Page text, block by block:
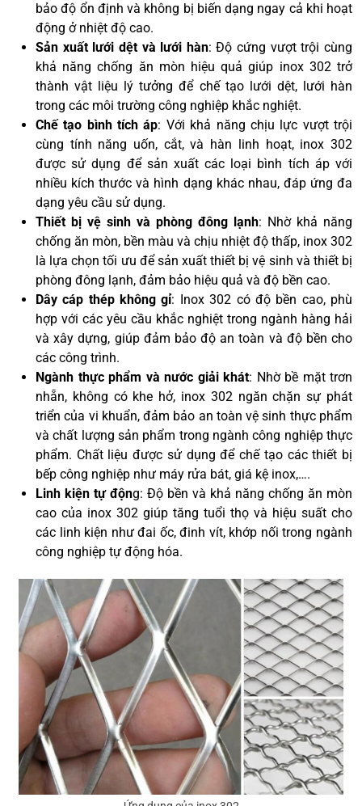
bảo độ ổn định và không bị biến dạng ngay cả khi hoạt
động ở nhiệt độ cao.
Sản xuất lưới dệt và lưới hàn: Độ cứng vượt trội cùng
khả năng chống ăn mòn hiệu quả giúp inox 302 trở
thành vật liệu lý tưởng để chế tạo lưới dệt, lưới hàn
trong các môi trường công nghiệp khắc nghiệt.
Chế tạo bình tích áp: Với khả năng chịu lực vượt trội
cùng tính năng uốn, cắt, và hàn linh hoạt, inox 302
được sử dụng để sản xuất các loại bình tích áp với
nhiều kích thước và hình dạng khác nhau, đáp ứng đa
dạng yêu cầu sử dụng.
Thiết bị vệ sinh và phòng đông lạnh: Nhờ khả năng
chống ăn mòn, bền màu và chịu nhiệt độ thấp, inox 302
là lựa chọn tối ưu để sản xuất thiết bị vệ sinh và thiết bị
phòng đông lạnh, đảm bảo hiệu quả và độ bền cao.
Dây cáp thép không gỉ: Inox 302 có độ bền cao, phù
hợp với các yêu cầu khắc nghiệt trong ngành hàng hải
và xây dựng, giúp đảm bảo độ an toàn và độ bền cho
các công trình.
Ngành thực phẩm và nước giải khát: Nhờ bề mặt trơn
nhẵn, không có khe hở, inox 302 ngăn chặn sự phát
triển của vi khuẩn, đảm bảo an toàn vệ sinh thực phẩm
và chất lượng sản phẩm trong ngành công nghiệp thực
phẩm. Chất liệu được sử dụng để chế tạo các thiết bị
bếp công nghiệp như máy rửa bát, giá kệ inox,….
Linh kiện tự động: Độ bền và khả năng chống ăn mòn
cao của inox 302 giúp tăng tuổi thọ và hiệu suất cho
các linh kiện như đai ốc, đinh vít, khớp nối trong ngành
công nghiệp tự động hóa.